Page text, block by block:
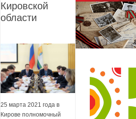
Кировской
области
25 марта 2021 года в
Кирове полномочный